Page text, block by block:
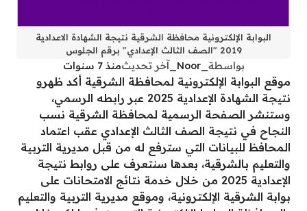
البوابة الإلكترونية محافظة الشرقية نتيجة الشهادة الاعدادية
2019 "الصف الثالث الإعدادي" برقم الجلوس
بواسطة _Noor_ آخر تحديثمنذ 7 سنوات
موقع البوابة الإلكترونية لمحافظة الشرقية أكد ظهرو
نتيجة الشهادة الإعدادية 2025 عبر رابطه الرسمي،
وستنشر الصفحة الرسمية لمحافظة الشرقية نسب
النجاح في نتيجة الصف الثالث الإعدادي عقب اعتماد
المحافظ للبيانات التي سترفع له من قبل مديرية التربية
والتعليم بالشرقية، بعدها سنتعرف على روابط نتيجة
الإعدادية 2025 من خلال خدمة نتائج الامتحانات على
بوابة الشرقية الإلكترونية، وموقع مديرية التربية والتعليم